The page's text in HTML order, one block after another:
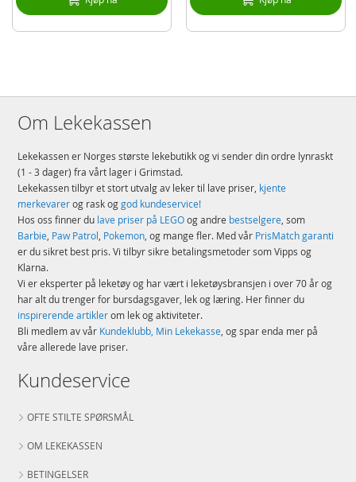
Illustrerte instruksjoner – du finner enkle, trinnvise instruksjoner i esken
og i LEGO® Builder appen, som loser deg trygt gjennom den komplekse
bransjestandarder, som gjør at de er lette å sette sammen til solide
Med sikkerheten i høysetet – LEGO® klosser og deler testes på så å si
alle tenkelige måter for å sikre at de oppfyller strenge, globale
sikkerhetsstandarder
Detaljer:
Antall klosser: 5374
Alder: fra 18 år
Produktdetaljer
Modell 75367
EAN 5702017421476
Merke
Aktuelt
Om Lekekassen
Lekekassen er Norges største lekebutikk og vi sender din ordre lynraskt
(1 - 3 dager) fra vårt lager i Grimstad.
Lekekassen tilbyr et stort utvalg av leker til lave priser, kjente
merkevarerog rask oggod kundeservice!
Hos oss finner du lave priser på LEGOog andre bestselgere, som
Barbie, Paw Patrol, Pokemon, og mange fler. Med vår PrisMatch garanti
er du sikret best pris. Vi tilbyr sikre betalingsmetoder som Vipps og
Klarna.
Vi er eksperter på leketøy og har vært i leketøysbransjen i over 70 år og
har alt du trenger for bursdagsgaver, lek og læring. Her finner du
inspirerende artiklerom lek og aktiviteter.
Bli medlem av vår Kundeklubb, Min Lekekasse, og spar enda mer på
våre allerede lave priser.
Kundeservice
OFTE STILTE SPØRSMÅL
OM LEKEKASSEN
BETINGELSER